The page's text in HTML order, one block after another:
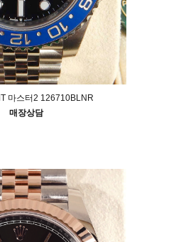
마스터2 126710BLNR
매장상담